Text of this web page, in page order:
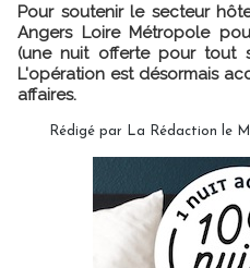
Pour soutenir le secteur
Angers Loire Métropole
(une nuit offerte pour tout
L'opération est désormais
affaires.
Rédigé par La Rédaction le